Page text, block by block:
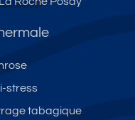
stress
tabagique